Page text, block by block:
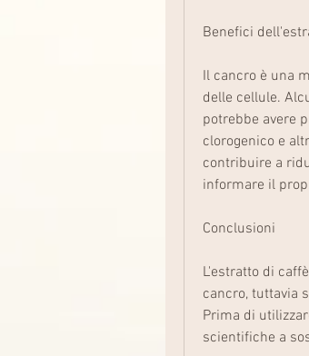
Benefici
Il cancro è una
delle cellule.
potrebbe avere
clorogenico e
contribuire a
informare il
Conclusioni
L'estratto di
cancro, tuttavia
Prima di
scientifiche a